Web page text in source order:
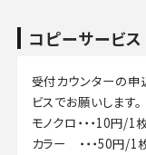
コピーサービス
受付カウンターの申
ビスでお願いします。
モノクロ・・・10円/1
カラー ・・・50円/1